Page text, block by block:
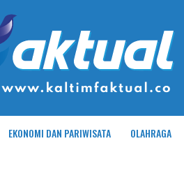
EKONOMI DAN PARIWISATA OLAHRAGA